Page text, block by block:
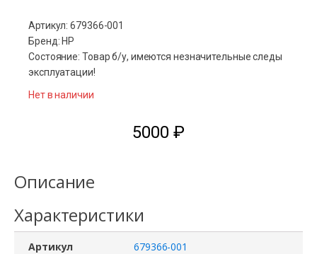
Артикул: 679366-001
Бренд: HP
Состояние: Товар б/у, имеются незначительные следы
эксплуатации!
Нет в наличии
5000 ₽
Описание
Характеристики
Артикул 679366-001